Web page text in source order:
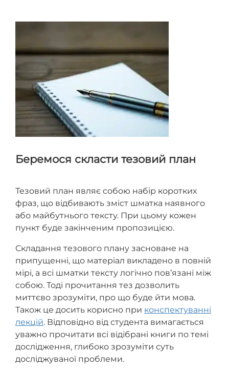
Беремося скласти тезовий план
Тезовий план являє собою набір коротких
фраз, що відбивають зміст шматка наявного
або майбутнього тексту. При цьому кожен
пункт буде закінченим пропозицією.
Складання тезового плану засноване на
припущенні, що матеріал викладено в повній
мірі, а всі шматки тексту логічно пов’язані між
собою. Тоді прочитання тез дозволить
миттєво зрозуміти, про що буде йти мова.
Також це досить корисно при конспектуванні
лекцій. Відповідно від студента вимагається
уважно прочитати всі відібрані книги по темі
дослідження, глибоко зрозуміти суть
досліджуваної проблеми.